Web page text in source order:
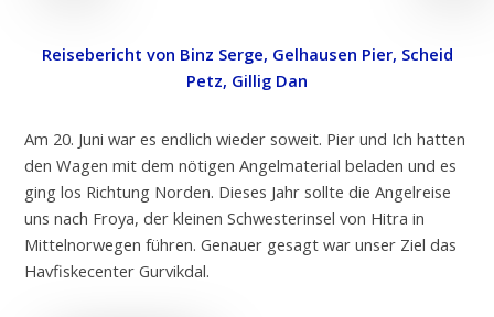
Reisebericht von Binz Serge, Gelhausen Pier, Scheid
Petz, Gillig Dan
Am 20. Juni war es endlich wieder soweit. Pier und Ich hatten
den Wagen mit dem nötigen Angelmaterial beladen und es
ging los Richtung Norden. Dieses Jahr sollte die Angelreise
uns nach Froya, der kleinen Schwesterinsel von Hitra in
Mittelnorwegen führen. Genauer gesagt war unser Ziel das
Havfiskecenter Gurvikdal.